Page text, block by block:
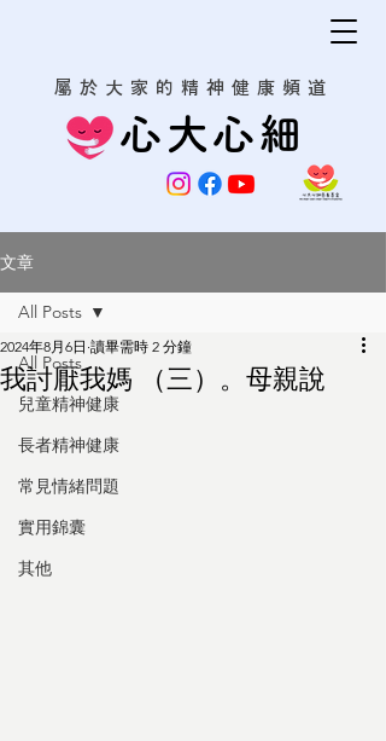
心大心細
屬於大家的精神健康頻道
文章
All Posts
兒童精神健康
長者精神健康
常見情緒問題
實用錦囊
其他
All Posts
我討厭我媽 （三）。母親說
2024年8月6日 讀畢需時 2 分鐘